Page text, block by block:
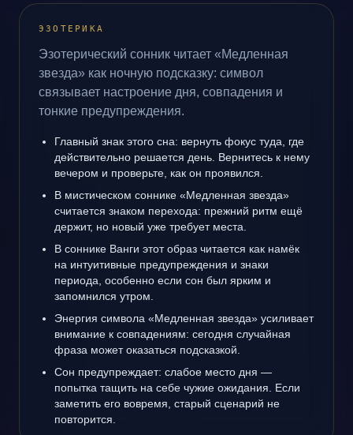
ЭЗОТЕРИКА
Эзотерический сонник читает «Медленная
звезда» как ночную подсказку: символ
связывает настроение дня, совпадения и
тонкие предупреждения.
Главный знак этого сна: вернуть фокус туда, где
действительно решается день. Вернитесь к нему
вечером и проверьте, как он проявился.
В мистическом соннике «Медленная звезда»
считается знаком перехода: прежний ритм ещё
держит, но новый уже требует места.
В соннике Ванги этот образ читается как намёк
на интуитивные предупреждения и знаки
периода, особенно если сон был ярким и
запомнился утром.
Энергия символа «Медленная звезда» усиливает
внимание к совпадениям: сегодня случайная
фраза может оказаться подсказкой.
Сон предупреждает: слабое место дня —
попытка тащить на себе чужие ожидания. Если
заметить его вовремя, старый сценарий не
повторится.